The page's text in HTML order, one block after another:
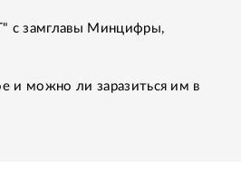
с замглавы Минцифры,
и можно ли заразиться им в